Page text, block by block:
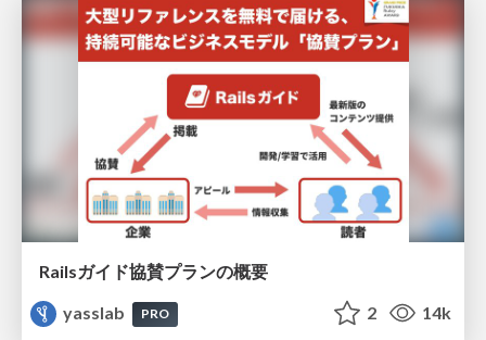
Railsガイド協賛プランの概要
yasslab
PRO 2 14k